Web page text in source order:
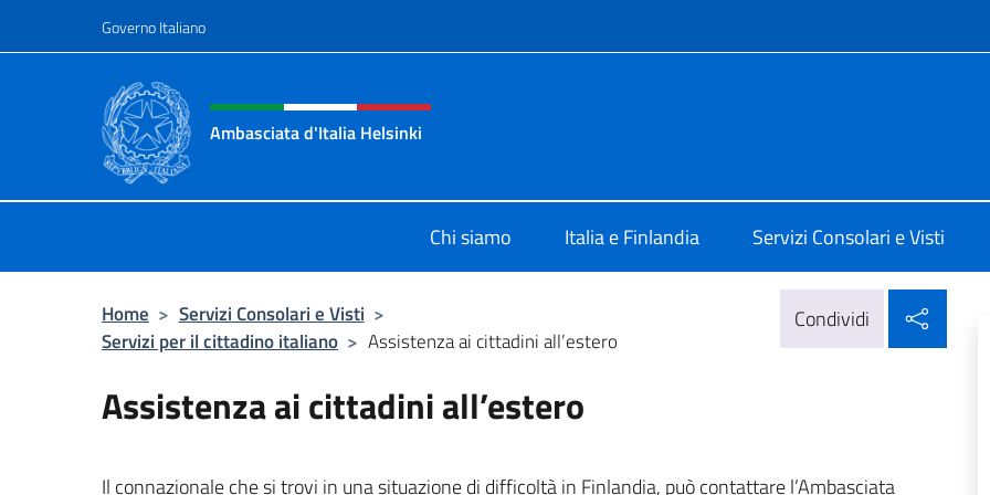
Governo Italiano
Intestazione sito, social e menù
Ambasciata d'Italia Helsinki
Chi siamo Italia e Finlandia Servizi Consolari e Visti
Home > Servizi Consolari e Visti >
Servizi per il cittadino italiano > Assistenza ai cittadini all’estero
Condividi
Assistenza ai cittadini all’estero
Il connazionale che si trovi in una situazione di difficoltà in Finlandia, può contattare l’Ambasciata